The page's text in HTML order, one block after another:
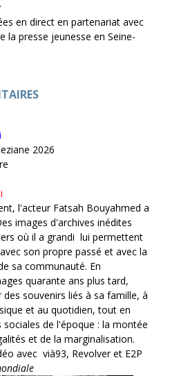
en direct en partenariat avec
la presse jeunesse en Seine-
2026
l'acteur Fatsah Bouyahmed a
images d'archives inédites
où il a grandi lui permettent
son propre passé et avec la
sa communauté. En
quarante ans plus tard,
souvenirs liés à sa famille, à
et au quotidien, tout en
de l'époque : la montée
et de la marginalisation.
avec vià93, Revolver et E2P